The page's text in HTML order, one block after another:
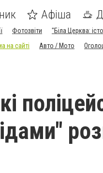
Афіша
Фотозвіти "Біла Церква:
на сайті Авто / Мото